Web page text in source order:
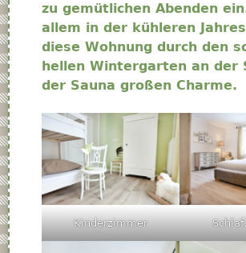
zu gemütlichen Abenden
allem in der kühleren
diese Wohnung durch den
hellen Wintergarten an der
der Sauna großen Charme.
Kinderzimmer